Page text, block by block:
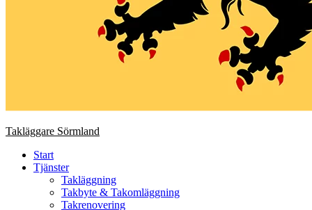
Takläggare Sörmland
Start
Tjänster
Takläggning
Takbyte & Takomläggning
Takrenovering